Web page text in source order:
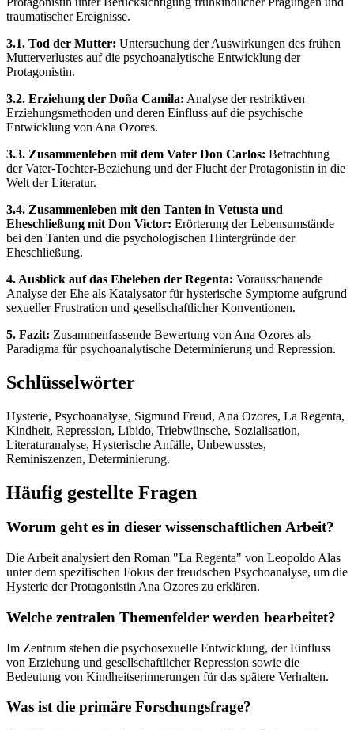
traumatischer Ereignisse.
3.1. Tod der Mutter: Untersuchung der Auswirkungen des frühen
Mutterverlustes auf die psychoanalytische Entwicklung der
Protagonistin.
3.2. Erziehung der Doña Camila: Analyse der restriktiven
Erziehungsmethoden und deren Einfluss auf die psychische
Entwicklung von Ana Ozores.
3.3. Zusammenleben mit dem Vater Don Carlos: Betrachtung
der Vater-Tochter-Beziehung und der Flucht der Protagonistin in die
Welt der Literatur.
3.4. Zusammenleben mit den Tanten in Vetusta und
Eheschließung mit Don Victor: Erörterung der Lebensumstände
bei den Tanten und die psychologischen Hintergründe der
Eheschließung.
4. Ausblick auf das Eheleben der Regenta: Vorausschauende
Analyse der Ehe als Katalysator für hysterische Symptome aufgrund
sexueller Frustration und gesellschaftlicher Konventionen.
5. Fazit: Zusammenfassende Bewertung von Ana Ozores als
Paradigma für psychoanalytische Determinierung und Repression.
Schlüsselwörter
Hysterie, Psychoanalyse, Sigmund Freud, Ana Ozores, La Regenta,
Kindheit, Repression, Libido, Triebwünsche, Sozialisation,
Literaturanalyse, Hysterische Anfälle, Unbewusstes,
Reminiszenzen, Determinierung.
Häufig gestellte Fragen
Worum geht es in dieser wissenschaftlichen Arbeit?
Die Arbeit analysiert den Roman "La Regenta" von Leopoldo Alas
unter dem spezifischen Fokus der freudschen Psychoanalyse, um die
Hysterie der Protagonistin Ana Ozores zu erklären.
Welche zentralen Themenfelder werden bearbeitet?
Im Zentrum stehen die psychosexuelle Entwicklung, der Einfluss
von Erziehung und gesellschaftlicher Repression sowie die
Bedeutung von Kindheitserinnerungen für das spätere Verhalten.
Was ist die primäre Forschungsfrage?